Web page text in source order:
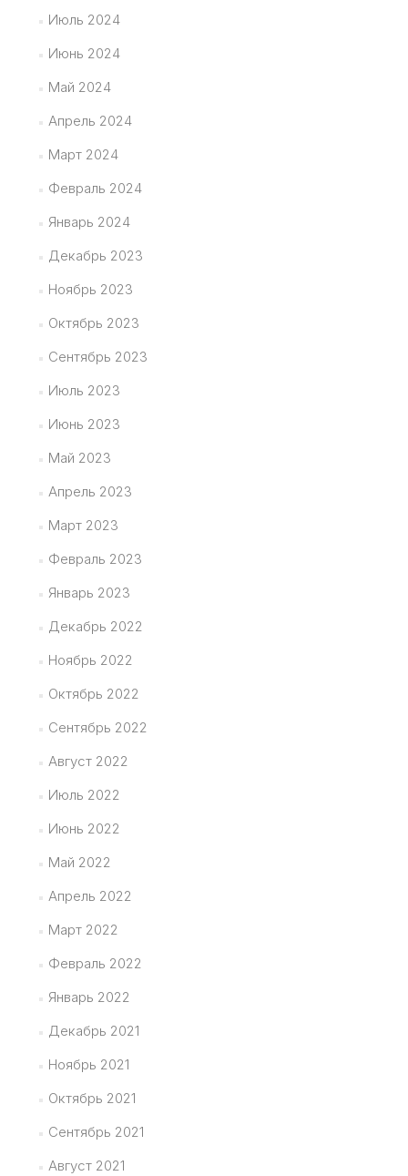
Июль 2024
Июнь 2024
Май 2024
Апрель 2024
Март 2024
Февраль 2024
Январь 2024
Декабрь 2023
Ноябрь 2023
Октябрь 2023
Сентябрь 2023
Июль 2023
Июнь 2023
Май 2023
Апрель 2023
Март 2023
Февраль 2023
Январь 2023
Декабрь 2022
Ноябрь 2022
Октябрь 2022
Сентябрь 2022
Август 2022
Июль 2022
Июнь 2022
Май 2022
Апрель 2022
Март 2022
Февраль 2022
Январь 2022
Декабрь 2021
Ноябрь 2021
Октябрь 2021
Сентябрь 2021
Август 2021